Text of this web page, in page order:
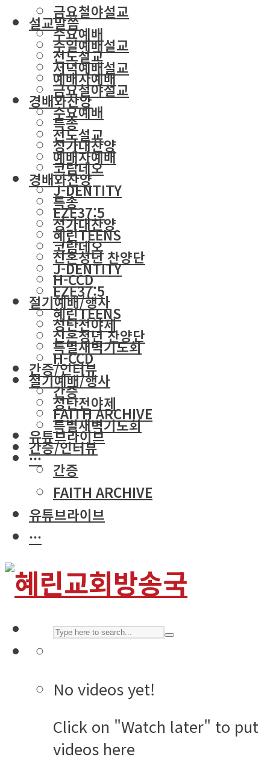
금요철야설교
수요예배
전도설교
예배자예배
경배와찬양
특송
성가대찬양
코람데오
J-DENTITY
EZE37:5
혜린TEENS
신혼청년 찬양단
H-CCD
절기예배/행사
성탄전야제
특별새벽기도회
간증/인터뷰
간증
FAITH ARCHIVE
유튜브라이브
···
설교말씀
주일예배설교
저녁예배설교
금요철야설교
수요예배
전도설교
예배자예배
경배와찬양
특송
성가대찬양
코람데오
J-DENTITY
EZE37:5
혜린TEENS
신혼청년 찬양단
H-CCD
절기예배/행사
성탄전야제
특별새벽기도회
간증/인터뷰
간증
FAITH ARCHIVE
유튜브라이브
···
No videos yet!
Click on "Watch later" to put
videos here